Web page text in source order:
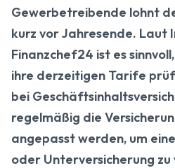
Gewerbetreibende lohnt
kurz vor Jahresende. Laut
Finanzchef24 ist es
ihre derzeitigen Tarife
bei
regelmäßig die
angepasst werden, um
oder Unterversicherung